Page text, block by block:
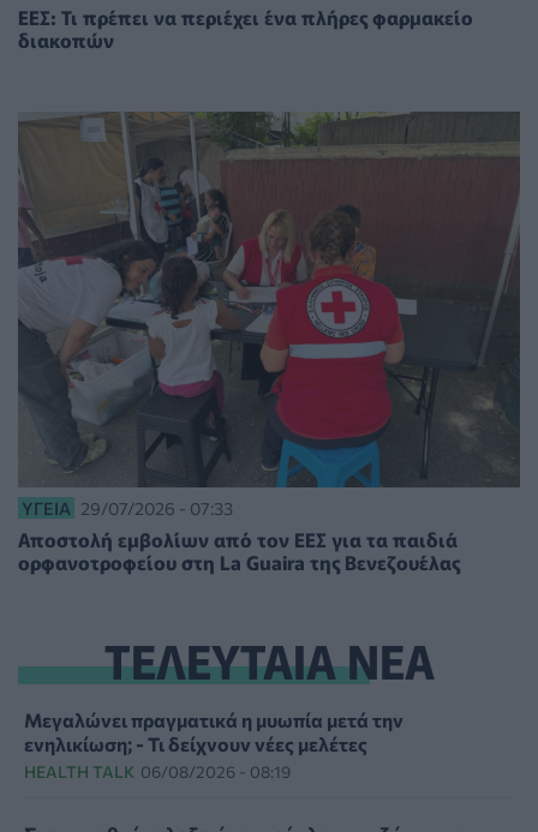
ΕΕΣ: Τι πρέπει να περιέχει ένα πλήρες φαρμακείο
διακοπών
ΥΓΕΊΑ 29/07/2026 - 07:33
Αποστολή εμβολίων από τον ΕΕΣ για τα παιδιά
ορφανοτροφείου στη La Guaira της Βενεζουέλας
ΤΕΛΕΥΤΑΙΑ ΝΕΑ
Μεγαλώνει πραγματικά η μυωπία μετά την
ενηλικίωση; - Τι δείχνουν νέες μελέτες
HEALTH TALK 06/08/2026 - 08:19